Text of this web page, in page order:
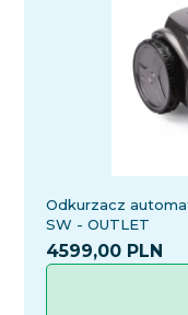
Odkurzacz
SW - OUTLET
4599,00 PLN